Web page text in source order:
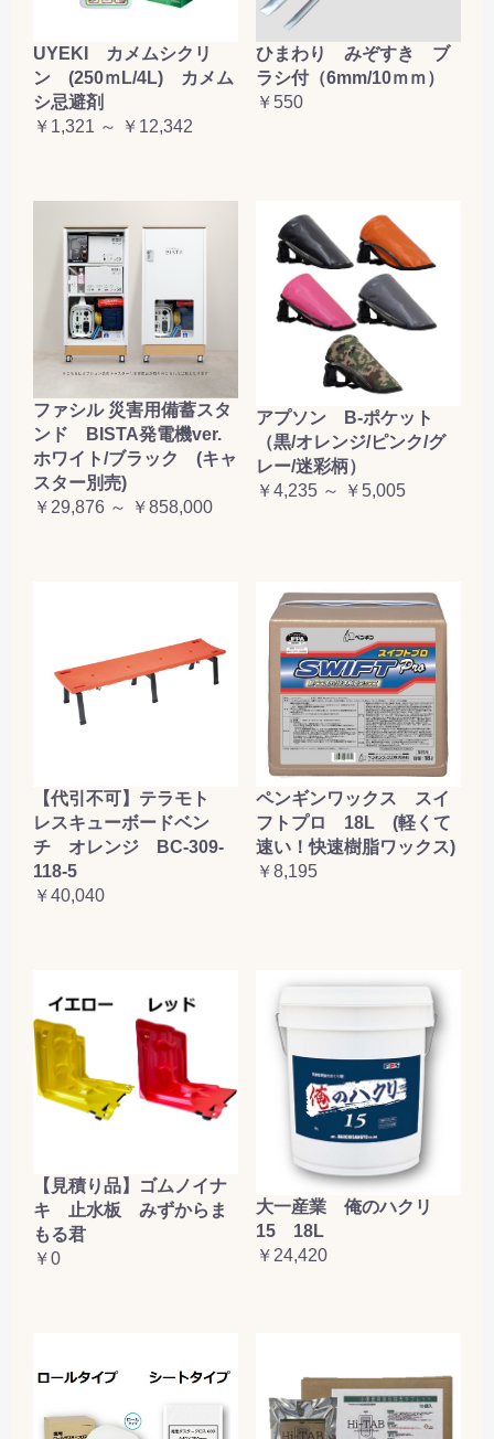
カートへ進む
UYEKI カメムシクリ
ン (250ｍL/4L) カメム
シ忌避剤
￥1,321 ～ ￥12,342
ひまわり みぞすき ブ
ラシ付（6mm/10ｍｍ）
￥550
ファシル 災害用備蓄スタ
ンド BISTA発電機ver.
ホワイト/ブラック (キャ
スター別売)
￥29,876 ～ ￥858,000
アプソン B-ポケット
（黒/オレンジ/ピンク/グ
レー/迷彩柄）
￥4,235 ～ ￥5,005
【代引不可】テラモト
レスキューボードベン
チ オレンジ BC-309-
118-5
￥40,040
ペンギンワックス スイ
フトプロ 18L (軽くて
速い！快速樹脂ワックス)
￥8,195
【見積り品】ゴムノイナ
キ 止水板 みずからま
もる君
￥0
大一産業 俺のハクリ
15 18L
￥24,420